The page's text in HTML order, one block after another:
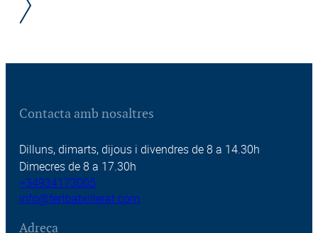
Contacta amb nosaltres
Dilluns, dimarts, dijous i divendres de 8 a 14.30h
Dimecres de 8 a 17.30h
+34934173005
info@fertbatxillerat.com
Adreça